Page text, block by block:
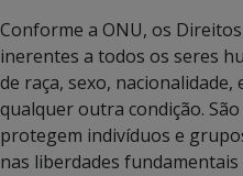
Conforme a ONU, os
inerentes a todos os seres
de raça, sexo,
qualquer outra condição.
protegem indivíduos e
nas liberdades